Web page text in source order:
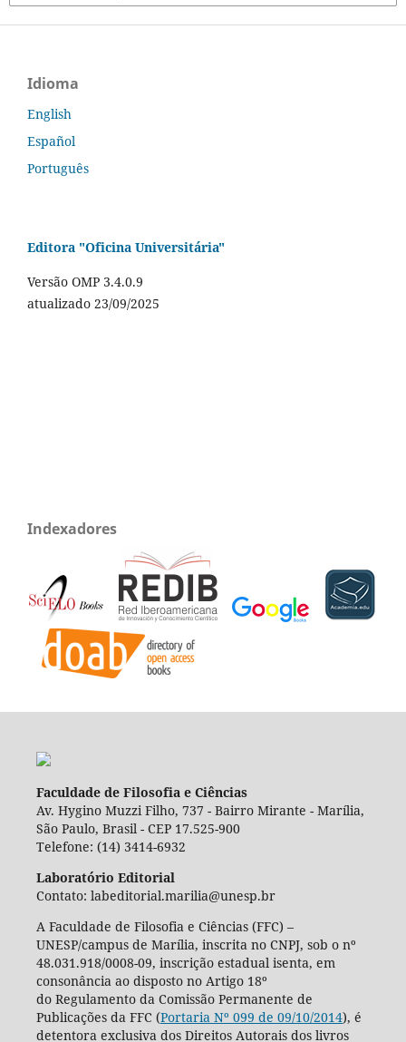
Idioma
English
Español
Português
Editora "Oficina Universitária"
Versão OMP 3.4.0.9
atualizado 23/09/2025
Indexadores
Faculdade de Filosofia e Ciências
Av. Hygino Muzzi Filho, 737 - Bairro Mirante - Marília,
São Paulo, Brasil - CEP 17.525-900
Telefone: (14) 3414-6932
Laboratório Editorial
Contato: labeditorial.marilia@unesp.br
A Faculdade de Filosofia e Ciências (FFC) –
UNESP/campus de Marília, inscrita no CNPJ, sob o nº
48.031.918/0008-09, inscrição estadual isenta, em
consonância ao disposto no Artigo 18º
do Regulamento da Comissão Permanente de
Publicações da FFC (Portaria Nº 099 de 09/10/2014), é
detentora exclusiva dos Direitos Autorais dos livros